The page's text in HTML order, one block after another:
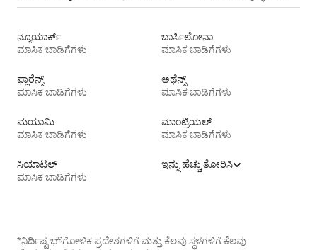
ನ್ಯೂಯಾರ್ಕ್
ಮಾಸಿಕ ಬಾಡಿಗೆಗಳು
ಬಾರ್ಸಿಲೋನಾ
ಮಾಸಿಕ ಬಾಡಿಗೆಗಳು
ಫ್ಲಾರೆನ್ಸ್
ಮಾಸಿಕ ಬಾಡಿಗೆಗಳು
ಅಥೆನ್ಸ್
ಮಾಸಿಕ ಬಾಡಿಗೆಗಳು
ಮಯಾಮಿ
ಮಾಸಿಕ ಬಾಡಿಗೆಗಳು
ಮಾಂಟ್ರಿಯಲ್
ಮಾಸಿಕ ಬಾಡಿಗೆಗಳು
ಸಿಯಾಟಲ್
ಮಾಸಿಕ ಬಾಡಿಗೆಗಳು
ಇನ್ನು ಹೆಚ್ಚು ತೋರಿಸಿ
*ನಿರ್ದಿಷ್ಟ ಭೌಗೋಳಿಕ ಪ್ರದೇಶಗಳಿಗೆ ಮತ್ತು ಕೆಲವು ಸ್ಥಳಗಳಿಗೆ ಕೆಲವು